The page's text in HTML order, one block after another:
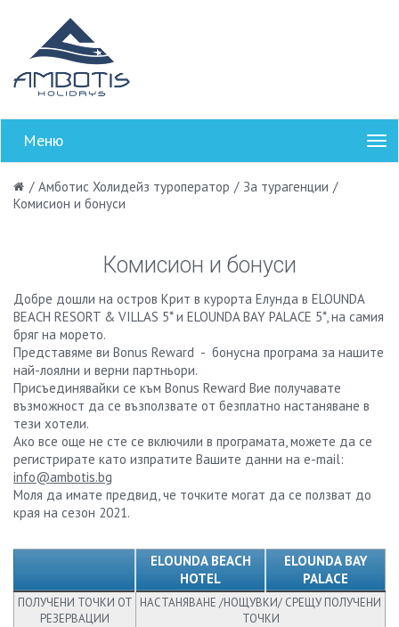
Меню
/ Амботис Холидейз туроператор / За турагенции /
Комисион и бонуси
Комисион и бонуси
Добре дошли на остров Крит в курорта Елунда в ELOUNDA
BEACH RESORT & VILLAS 5* и ELOUNDA BAY PALACE 5*, на самия
бряг на морето.
Представяме ви Bonus Reward - бонусна програма за нашите
най-лоялни и верни партньори.
Присъединявайки се към Bonus Reward Вие получавате
възможност да се възползвате от безплатно настаняване в
тези хотели.
Ако все още не сте се включили в програмата, можете да се
регистрирате като изпратите Вашите данни на e-mail:
info@ambotis.bg
Моля да имате предвид, че точките могат да се ползват до
края на сезон 2021.
ELOUNDA BEACH
HOTEL
ELOUNDA BAY
PALACE
ПОЛУЧЕНИ ТОЧКИ ОТ
РЕЗЕРВАЦИИ
НАСТАНЯВАНЕ /НОЩУВКИ/ СРЕЩУ ПОЛУЧЕНИ
ТОЧКИ